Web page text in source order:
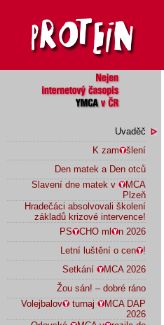
Uvaděč
K zam
šlení
Den matek a Den otců
Slavení dne matek v
MCA
Plzeň
Hradečáci absolvovali školení
základů krizové intervence!
PS
CHO ml
n 2026
Letní luštění o cen
!
Setkání
MCA 2026
Žou sán! – dobré ráno
Volejbalov
turnaj
MCA DAP
2026